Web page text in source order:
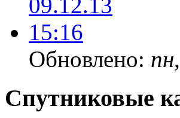
Обновлено:
Спутниковые